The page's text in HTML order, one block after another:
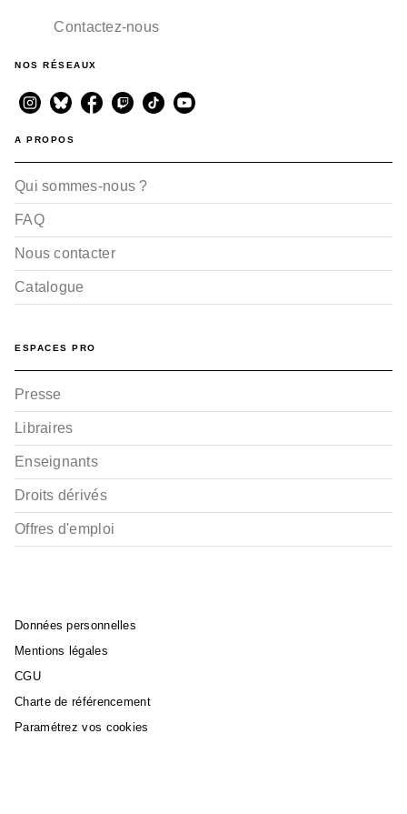
Contactez-nous
NOS RÉSEAUX
A PROPOS
Qui sommes-nous ?
FAQ
Nous contacter
Catalogue
ESPACES PRO
Presse
Libraires
Enseignants
Droits dérivés
Offres d'emploi
Données personnelles
Mentions légales
CGU
Charte de référencement
Paramétrez vos cookies